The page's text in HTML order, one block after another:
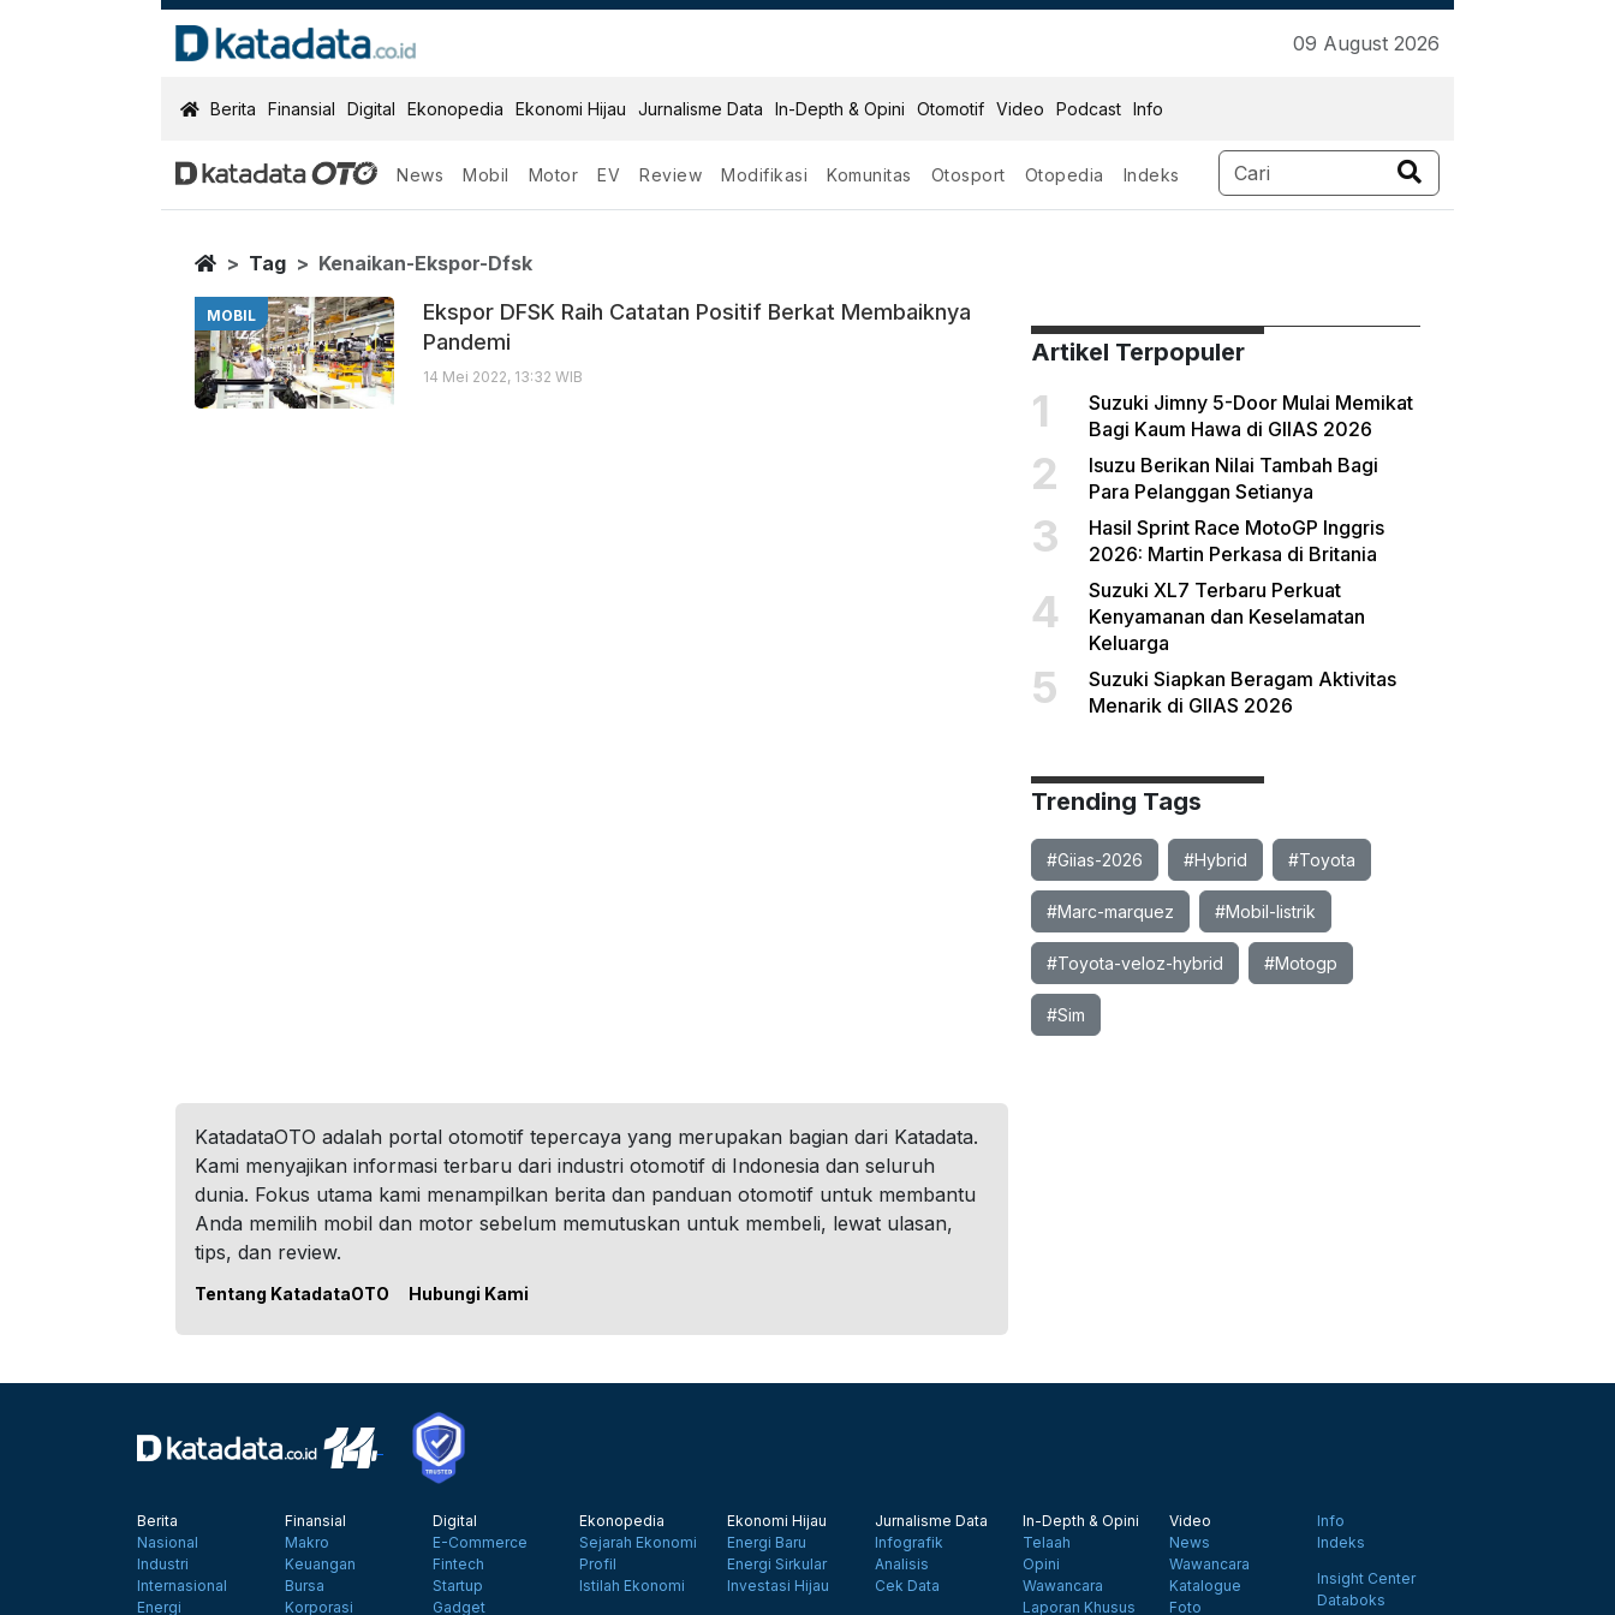
09 August 2026
KatadataOTO
Berita Finansial Digital Ekonopedia Ekonomi Hijau Jurnalisme Data In-Depth & Opini Otomotif Video Podcast Info
News Mobil Motor EV Review Modifikasi Komunitas Otosport Otopedia Indeks
Kenaikan Ekspor Dfsk
Berita Terbaru
Home
Tag Kenaikan-Ekspor-Dfsk
MOBIL
Ekspor DFSK Raih Catatan Positif Berkat Membaiknya
Pandemi
14 Mei 2022, 13:32 WIB
Artikel Terpopuler
1
Suzuki Jimny 5-Door Mulai Memikat
Bagi Kaum Hawa di GIIAS 2026
2
Isuzu Berikan Nilai Tambah Bagi
Para Pelanggan Setianya
3
Hasil Sprint Race MotoGP Inggris
2026: Martin Perkasa di Britania
4
Suzuki XL7 Terbaru Perkuat
Kenyamanan dan Keselamatan
Keluarga
5
Suzuki Siapkan Beragam Aktivitas
Menarik di GIIAS 2026
Trending Tags
#Giias-2026 #Hybrid #Toyota
#Marc-marquez #Mobil-listrik
#Toyota-veloz-hybrid #Motogp
#Sim
KatadataOTO adalah portal otomotif tepercaya yang merupakan bagian dari Katadata.
Kami menyajikan informasi terbaru dari industri otomotif di Indonesia dan seluruh
dunia. Fokus utama kami menampilkan berita dan panduan otomotif untuk membantu
Anda memilih mobil dan motor sebelum memutuskan untuk membeli, lewat ulasan,
tips, dan review.
Tentang KatadataOTO Hubungi Kami
Berita
Nasional
Industri
Internasional
Energi
Finansial
Makro
Keuangan
Bursa
Korporasi
Digital
E-Commerce
Fintech
Startup
Gadget
Ekonopedia
Sejarah Ekonomi
Profil
Istilah Ekonomi
Ekonomi Hijau
Energi Baru
Energi Sirkular
Investasi Hijau
Jurnalisme Data
Infografik
Analisis
Cek Data
In-Depth & Opini
Telaah
Opini
Wawancara
Laporan Khusus
Video
News
Wawancara
Katalogue
Foto
Info
Indeks
Insight Center
Databoks